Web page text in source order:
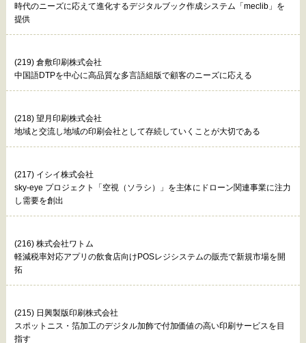
時代のニーズに応えて進化するデジタルブック作成システム「meclib」を
提供
(219) 倉敷印刷株式会社
中国語DTPを中心に高品質な多言語組版で顧客のニーズに応える
(218) 望月印刷株式会社
地域と交流し地域の印刷会社として存続していくことが大切である
(217) イシイ株式会社
sky-eye プロジェクト「空視（ソラシ）」を主体にドローン関連事業に注力
し需要を創出
(216) 株式会社ワトム
軽減税率対応アプリの飲食店向けPOSレジシステムの販売で新規市場を開
拓
(215) 日興製版印刷株式会社
スポットニス・箔加工のデジタル加飾で付加価値の高い印刷サービスを目
指す